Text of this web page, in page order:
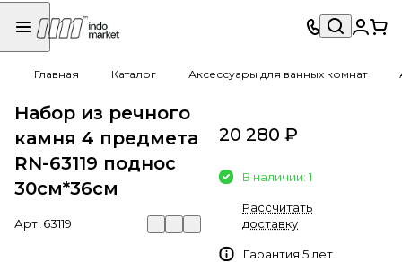
Главная Каталог Аксессуары для ванных комнат
Набор из речного
камня 4 предмета
RN-63119 поднос
30см*36см
Арт. 63119
20 280 ₽
В наличии: 1
Рассчитать
доставку
Гарантия 5 лет